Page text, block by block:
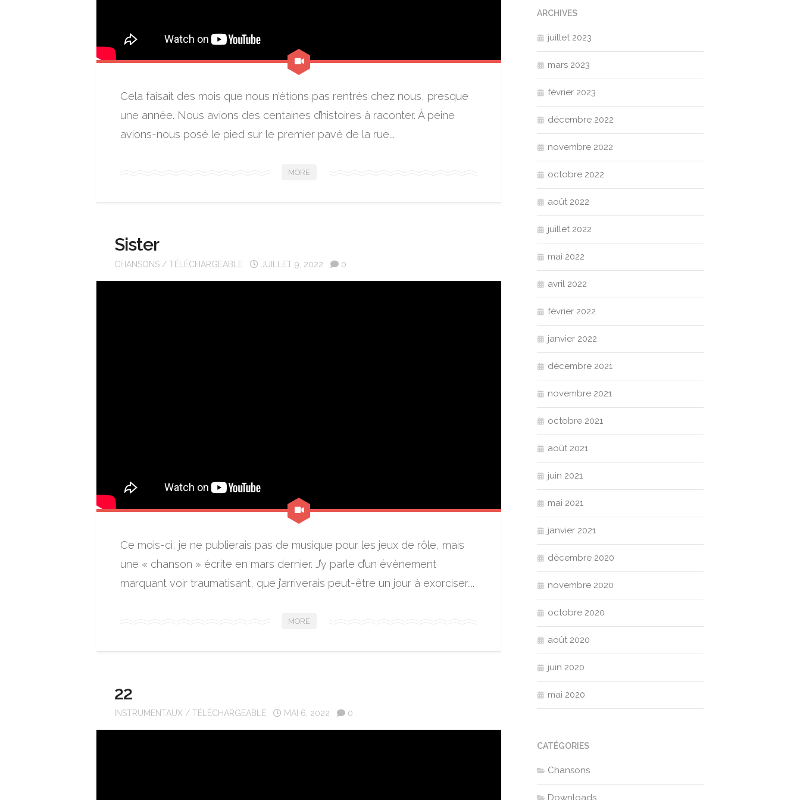
Cela faisait des mois que nous n’étions pas rentrés chez nous, presque
une année. Nous avions des centaines d’histoires à raconter. À peine
avions-nous posé le pied sur le premier pavé de la rue...
MORE
Sister
CHANSONS / TÉLÉCHARGEABLE JUILLET 9, 2022 0
Ce mois-ci, je ne publierais pas de musique pour les jeux de rôle, mais
une « chanson » écrite en mars dernier. J’y parle d’un évènement
marquant voir traumatisant, que j’arriverais peut-être un jour à exorciser....
MORE
22
INSTRUMENTAUX / TÉLÉCHARGEABLE MAI 6, 2022 0
ARCHIVES
juillet 2023
mars 2023
février 2023
décembre 2022
novembre 2022
octobre 2022
août 2022
juillet 2022
mai 2022
avril 2022
février 2022
janvier 2022
décembre 2021
novembre 2021
octobre 2021
août 2021
juin 2021
mai 2021
janvier 2021
décembre 2020
novembre 2020
octobre 2020
août 2020
juin 2020
mai 2020
CATÉGORIES
Chansons
Downloads